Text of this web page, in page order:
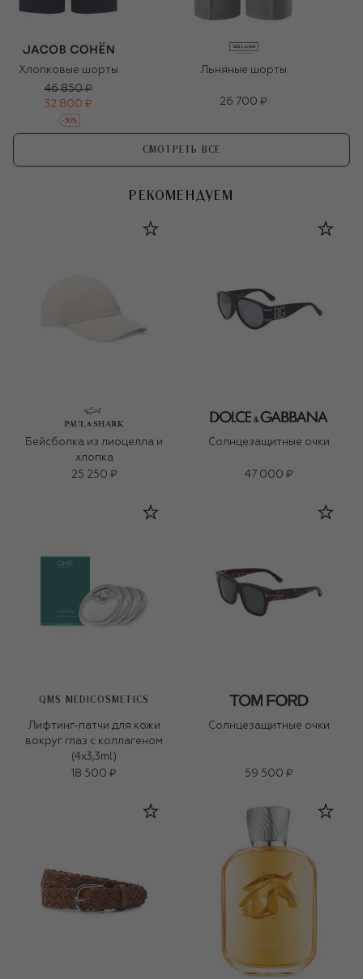
Хлопковые шорты
46 850 ₽
32 800 ₽
-30%
Льняные шорты
26 700 ₽
СМОТРЕТЬ ВСЕ
РЕКОМЕНДУЕМ
Бейсболка из лиоцелла и
хлопка
25 250 ₽
Солнцезащитные очки
47 000 ₽
QMS MEDICOSMETICS
Лифтинг-патчи для кожи
вокруг глаз с коллагеном
(4x3,3ml)
18 500 ₽
Солнцезащитные очки
59 500 ₽